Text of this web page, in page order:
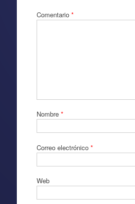
Comentario *
Nombre *
Correo electrónico *
Web